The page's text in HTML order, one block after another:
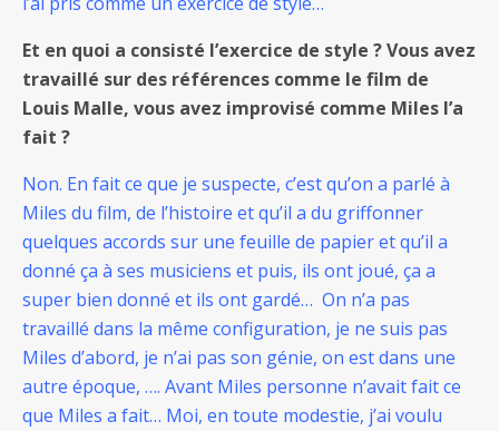
Et en quoi a consisté l’exercice de style ? Vous avez
travaillé sur des références comme le film de
Louis Malle, vous avez improvisé comme Miles l’a
fait ?
Non. En fait ce que je suspecte, c’est qu’on a parlé à
Miles du film, de l’histoire et qu’il a du griffonner
quelques accords sur une feuille de papier et qu’il a
donné ça à ses musiciens et puis, ils ont joué, ça a
super bien donné et ils ont gardé… On n’a pas
travaillé dans la même configuration, je ne suis pas
Miles d’abord, je n’ai pas son génie, on est dans une
autre époque, …. Avant Miles personne n’avait fait ce
que Miles a fait… Moi, en toute modestie, j’ai voulu